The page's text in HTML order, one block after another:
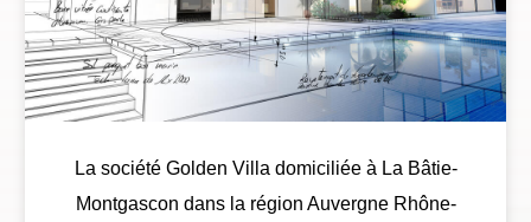
La société Golden Villa domiciliée à La Bâtie-
Montgascon dans la région Auvergne Rhône-